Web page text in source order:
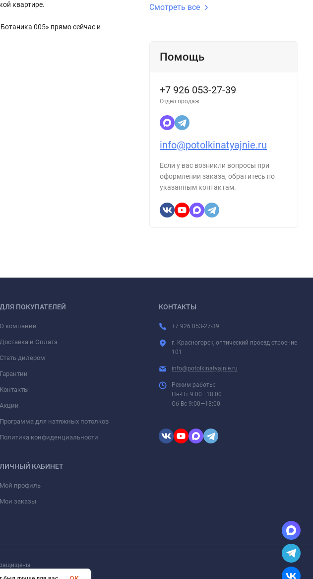
квартире.
005» прямо сейчас и
Смотреть все
Помощь
+7 926 053-27-39
Отдел продаж
info@potolkinatyajnie.ru
Если у вас возникли вопросы при
оформлении заказа, обратитесь по
указанным контактам.
ДЛЯ ПОКУПАТЕЛЕЙ
О компании
Доставка и Оплата
Стать дилером
Гарантии
Контакты
Акции
Программа для натяжных потолков
Политика конфиденциальности
ЛИЧНЫЙ КАБИНЕТ
Мой профиль
Мои заказы
КОНТАКТЫ
+7 926 053-27-39
г. Красногорск, оптический проезд строение
101
info@potolkinatyajnie.ru
Режим работы:
Пн-Пт 9:00—18:00
Сб-Вс 9:00—13:00
защищены